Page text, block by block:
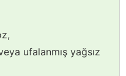
ufalanmış yağsız